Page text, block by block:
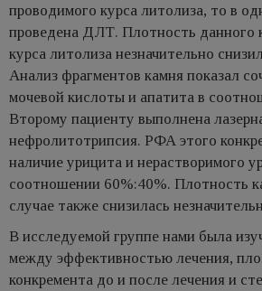
проводимого курса литолиза, то в
проведена ДЛТ. Плотность данного
курса литолиза незначительно
Анализ фрагментов камня показал
мочевой кислоты и апатита в
Второму пациенту выполнена
нефролитотрипсия. РФА этого
наличие урицита и нерастворимого
соотношении 60%:40%. Плотность
случае также снизилась
В исследуемой группе нами была
между эффективностью лечения,
конкремента до и после лечения и